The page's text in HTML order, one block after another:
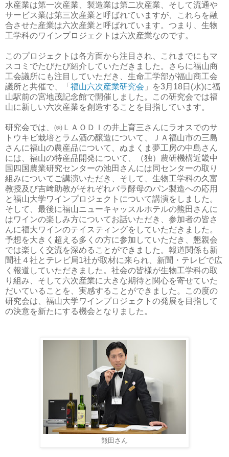
水産業は第一次産業、製造業は第二次産業、そして流通や
サービス業は第三次産業と呼ばれていますが、これらを融
合させた産業は六次産業と呼ばれています。つまり、生物
工学科のワインプロジェクトは六次産業なのです。
このプロジェクトは各方面から注目され、これまでにもマ
スコミでたびたび紹介していただきました。さらに福山商
工会議所にも注目していただき、生命工学部が福山商工会
議所と共催で、「 福山六次産業研究会 」を3月18日(水)に福
山駅前の宮地茂記念館で開催しました。この研究会では福
山に新しい六次産業を創造することを目指しています。
研究会では、㈱ＬＡＯＤＩの井上育三さんにラオスでのサ
トウキビ栽培とラム酒の醸造について、ＪＡ福山市の三島
さんに福山の農産品について、ぬまくま夢工房の中島さん
には、福山の特産品開発について、（独）農研機構近畿中
国四国農業研究センターの池田さんには同センターの取り
組みについてご講演いただき、そして、生物工学科の久富
教授及び吉﨑助教がそれぞれバラ酵母のパン製造への応用
と福山大学ワインプロジェクトについて講演をしました。
そして、最後に福山ニューキャッスルホテルの熊田さんに
はワインの楽しみ方についてお話いただき、参加者の皆さ
んに福大ワインのテイスティングをしていただきました。
予想を大きく超える多くの方に参加していただき、懇親会
では楽しく交流を深めることができました。報道関係も新
聞社４社とテレビ局1社が取材に来られ、新聞・テレビで広
く報道していただきました。社会の皆様が生物工学科の取
り組み、そして六次産業に大きな期待と関心を寄せていた
だいていることを、実感することができました。この度の
研究会は、福山大学ワインプロジェクトの発展を目指して
の決意を新たにする機会となりました。
熊田さん